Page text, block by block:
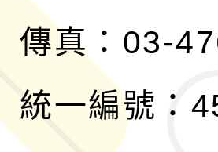
傳真：03-
統一編號：